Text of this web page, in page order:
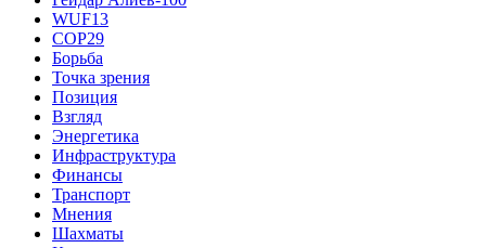
WUF13
COP29
Борьба
Точка зрения
Позиция
Взгляд
Энергетика
Инфраструктура
Финансы
Транспорт
Мнения
Шахматы